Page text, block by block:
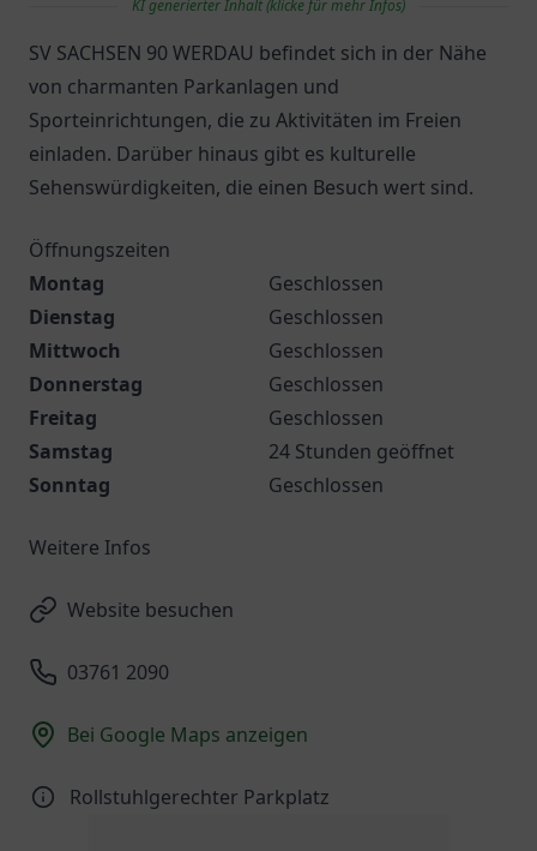
KI generierter Inhalt (klicke für mehr Infos)
SV SACHSEN 90 WERDAU befindet sich in der Nähe
von charmanten Parkanlagen und
Sporteinrichtungen, die zu Aktivitäten im Freien
einladen. Darüber hinaus gibt es kulturelle
Sehenswürdigkeiten, die einen Besuch wert sind.
Öffnungszeiten
Montag
Geschlossen
Dienstag
Geschlossen
Mittwoch
Geschlossen
Donnerstag
Geschlossen
Freitag
Geschlossen
Samstag
24 Stunden geöffnet
Sonntag
Geschlossen
Weitere Infos
Website besuchen
03761 2090
Bei Google Maps anzeigen
Rollstuhlgerechter Parkplatz